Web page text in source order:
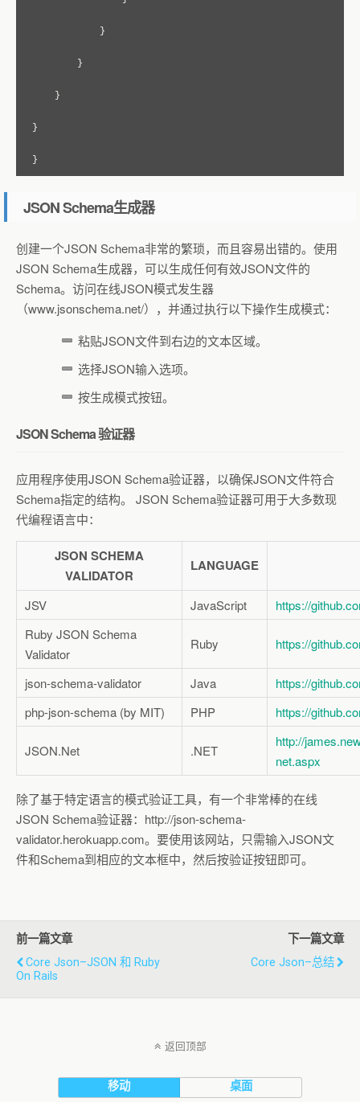
}
}
}
}
}
JSON Schema生成器
创建一个JSON Schema非常的繁琐，而且容易出错的。使用
JSON Schema生成器，可以生成任何有效JSON文件的
Schema。访问在线JSON模式发生器
（www.jsonschema.net/），并通过执行以下操作生成模式：
粘贴JSON文件到右边的文本区域。
选择JSON输入选项。
按生成模式按钮。
JSON Schema 验证器
应用程序使用JSON Schema验证器，以确保JSON文件符合
Schema指定的结构。 JSON Schema验证器可用于大多数现
代编程语言中：
JSON SCHEMA
VALIDATOR
LANGUAGE
JSV JavaScript
https://
Ruby JSON Schema
Validator
Ruby https://
json-schema-validator Java
https://
php-json-schema (by MIT)
PHP https://
JSON.Net .NET
http://
net.aspx
除了基于特定语言的模式验证工具，有一个非常棒的在线
JSON Schema验证器：http://json-schema-
validator.herokuapp.com。要使用该网站，只需输入JSON文
件和Schema到相应的文本框中，然后按验证按钮即可。
前一篇文章
Core Json–JSON 和 Ruby
On Rails
下一篇文章
Core Json–总结
返回顶部
移动 桌面